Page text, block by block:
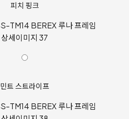
피치 핑크
민트 스트라이프